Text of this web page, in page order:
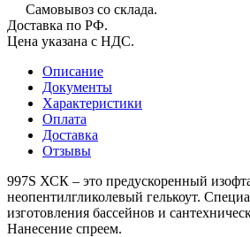
Самовывоз со склада.
Доставка по РФ.
Цена указана с НДС.
Описание
Документы
Характеристики
Оплата
Доставка
Отзывы
997S ХСК – это предускоренный
неопентилгликолевый гелькоут.
изготовления бассейнов и
Нанесение спреем.